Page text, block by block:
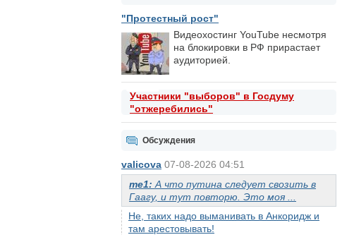
"Протестный рост"
Видеохостинг YouTube несмотря
на блокировки в РФ прирастает
аудиторией.
Участники "выборов" в Госдуму
"отжеребились"
Обсуждения
valicova 07-08-2026 04:51
me1: А что путина следует свозить в
Гаагу, и тут повторю. Это моя ...
Не, таких надо выманивать в Анкоридж и
там арестовывать!